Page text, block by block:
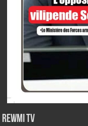
Rewmi TV